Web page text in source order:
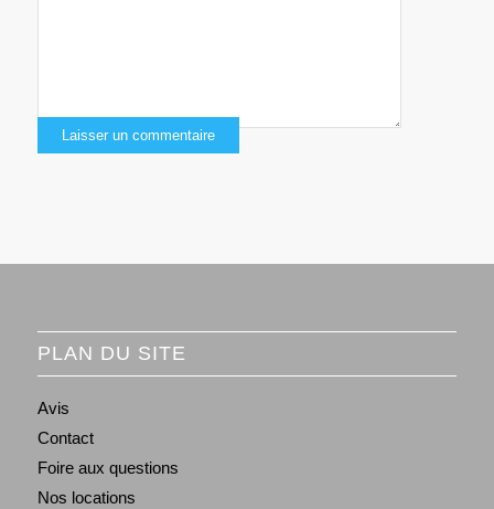
PLAN DU SITE
Avis
Contact
Foire aux questions
Nos locations